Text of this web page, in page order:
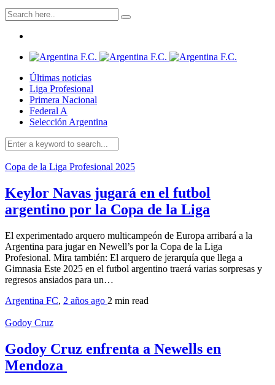
Últimas noticias
Liga Profesional
Primera Nacional
Federal A
Selección Argentina
Copa de la Liga Profesional 2025
Keylor Navas jugará en el futbol
argentino por la Copa de la Liga
El experimentado arquero multicampeón de Europa arribará a la
Argentina para jugar en Newell’s por la Copa de la Liga
Profesional. Mira también: El arquero de jerarquía que llega a
Gimnasia Este 2025 en el futbol argentino traerá varias sorpresas y
regresos ansiados para un…
Argentina FC, 2 años ago 2 min read
Godoy Cruz
Godoy Cruz enfrenta a Newells en
Mendoza